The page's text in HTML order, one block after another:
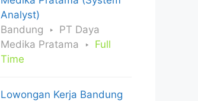
Analyst)
Bandung
PT Daya
Medika Pratama
Full
Time
Lowongan Kerja Bandung